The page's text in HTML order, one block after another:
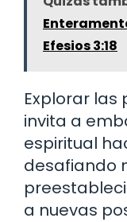
Efesios 3:18
Explorar
invita a
espiritual
desafiando
a nuevas